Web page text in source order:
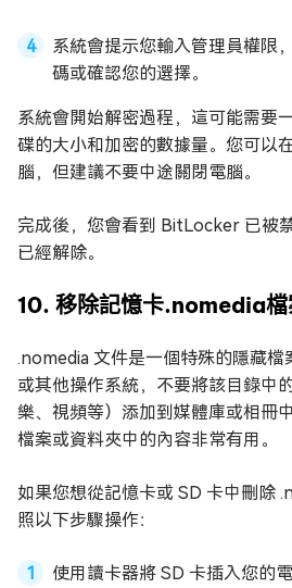
系統會提示您輸入管理員權限
碼或確認您的選擇。
系統會開始解密過程，這可能需要
碟的大小和加密的數據量。您可以
腦，但建議不要中途關閉電腦。
完成後，您會看到 BitLocker 已被
已經解除。
10. 移除記憶卡.nomedia檔
.nomedia 文件是一個特殊的隱藏
或其他操作系統，不要將該目錄中
樂、視頻等）添加到媒體庫或相冊
檔案或資料夾中的內容非常有用。
如果您想從記憶卡或 SD 卡中刪除
照以下步驟操作：
使用讀卡器將 SD 卡插入您的